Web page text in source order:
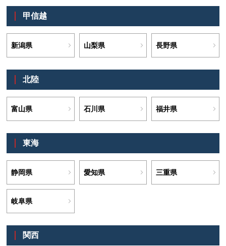
甲信越
新潟県 山梨県 長野県
北陸
富山県 石川県 福井県
東海
静岡県 愛知県 三重県
岐阜県
関西